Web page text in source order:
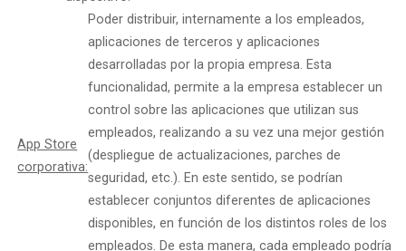
App Store
corporativa:
Poder distribuir, internamente a los empleados,
aplicaciones de terceros y aplicaciones
desarrolladas por la propia empresa. Esta
funcionalidad, permite a la empresa establecer un
control sobre las aplicaciones que utilizan sus
empleados, realizando a su vez una mejor gestión
(despliegue de actualizaciones, parches de
seguridad, etc.). En este sentido, se podrían
establecer conjuntos diferentes de aplicaciones
disponibles, en función de los distintos roles de los
empleados. De esta manera, cada empleado podría